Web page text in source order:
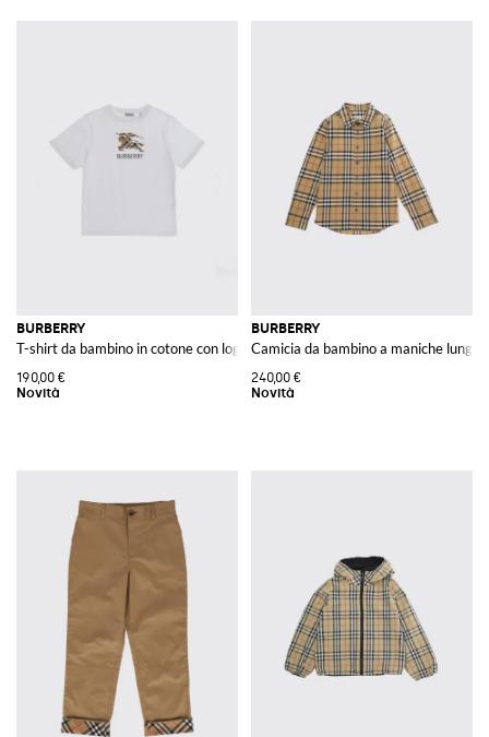
BURBERRY
T-shirt da bambino in cotone con logo Equestrian Knight
190,00 €
BURBERRY
Camicia da bambino a maniche
240,00 €